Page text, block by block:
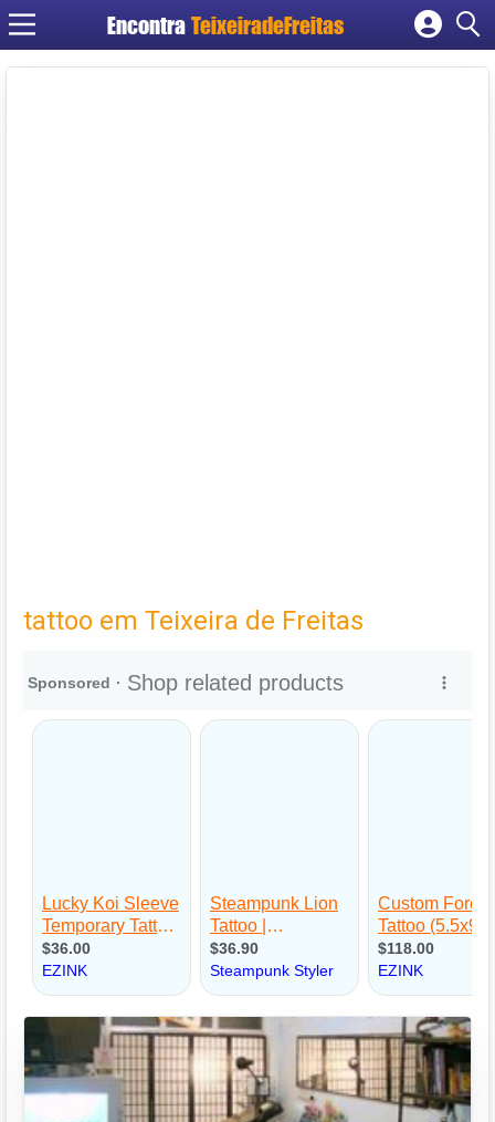
Encontra TeixeiradeFreitas
Cadastrar empresa
tattoo em Teixeira de Freitas